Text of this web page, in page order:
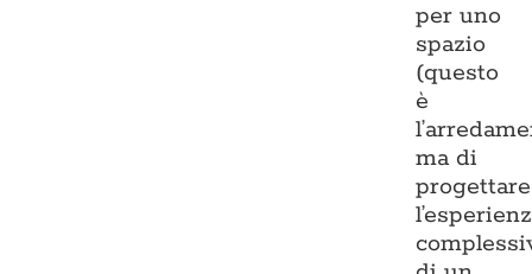
per uno
spazio
(questo
è
ma di
progettare